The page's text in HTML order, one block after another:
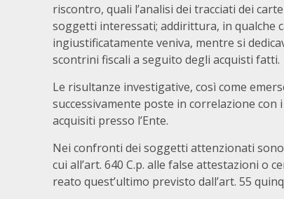
riscontro, quali l’analisi dei tracciati dei
soggetti interessati; addirittura, in qualche
ingiustificatamente veniva, mentre si
scontrini fiscali a seguito degli acquisti fatti.
Le risultanze investigative, così come
successivamente poste in correlazione
acquisiti presso l’Ente.
Nei confronti dei soggetti attenzionati
cui all’art. 640 C.p. alle false attestazioni o
reato quest’ultimo previsto dall’art. 55